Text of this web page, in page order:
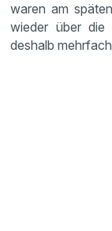
waren am
wieder über die
deshalb